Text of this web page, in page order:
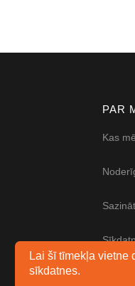
PAR
Kas
Lai šī tīmekļa vietne
sīkdatnes.